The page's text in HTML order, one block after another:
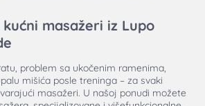
masažeri iz Lupo
problem sa ukočenim ramenima,
mišića posle treninga – za svaki
masažeri. U našoj ponudi možete